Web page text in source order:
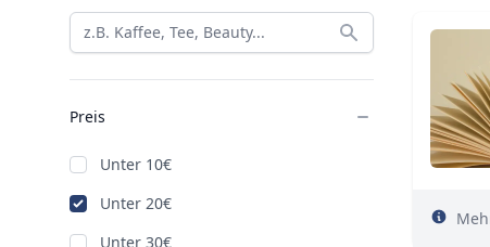
Preis
Unter 10€
Unter 20€
Unter 30€